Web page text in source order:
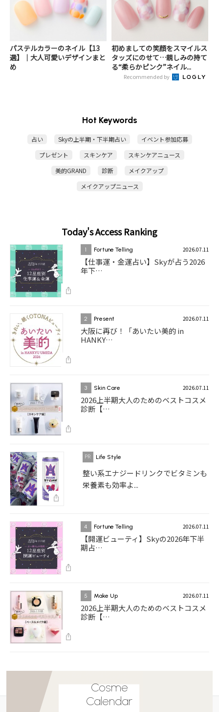
パステルカラーのネイル【13
選】｜大人可愛いデザインまと
め
初めましての笑顔をスマイルス
タッズにのせて…親しみの持て
る“柔らかピンク”ネイル...
Recommended by
Hot Keywords
占い Skyの上半期・下半期占い
イベント参加応募
プレゼント
スキンケア
スキンケアニュース
美的GRAND
診断
メイクアップ
メイクアップニュース
Today's Access Ranking
1 Fortune Telling 2026.07.11
【仕事運・金運占い】Skyが占う2026
年下…
2 Present 2026.07.11
大阪に再び！「あいたい美的 in
HANKY…
3 Skin Care 2026.07.11
2026上半期大人のためのベストコスメ
診断【…
Life Style
整い系エナジードリンクでビタミンも
栄養素も効率よ...
4 Fortune Telling 2026.07.11
【開運ビューティ】Skyの2026年下半
期占…
5 Make Up 2026.07.11
2026上半期大人のためのベストコスメ
診断【…
Cosme
Calendar